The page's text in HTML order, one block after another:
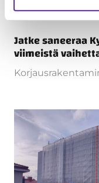
Jatke saneeraa
viimeistä